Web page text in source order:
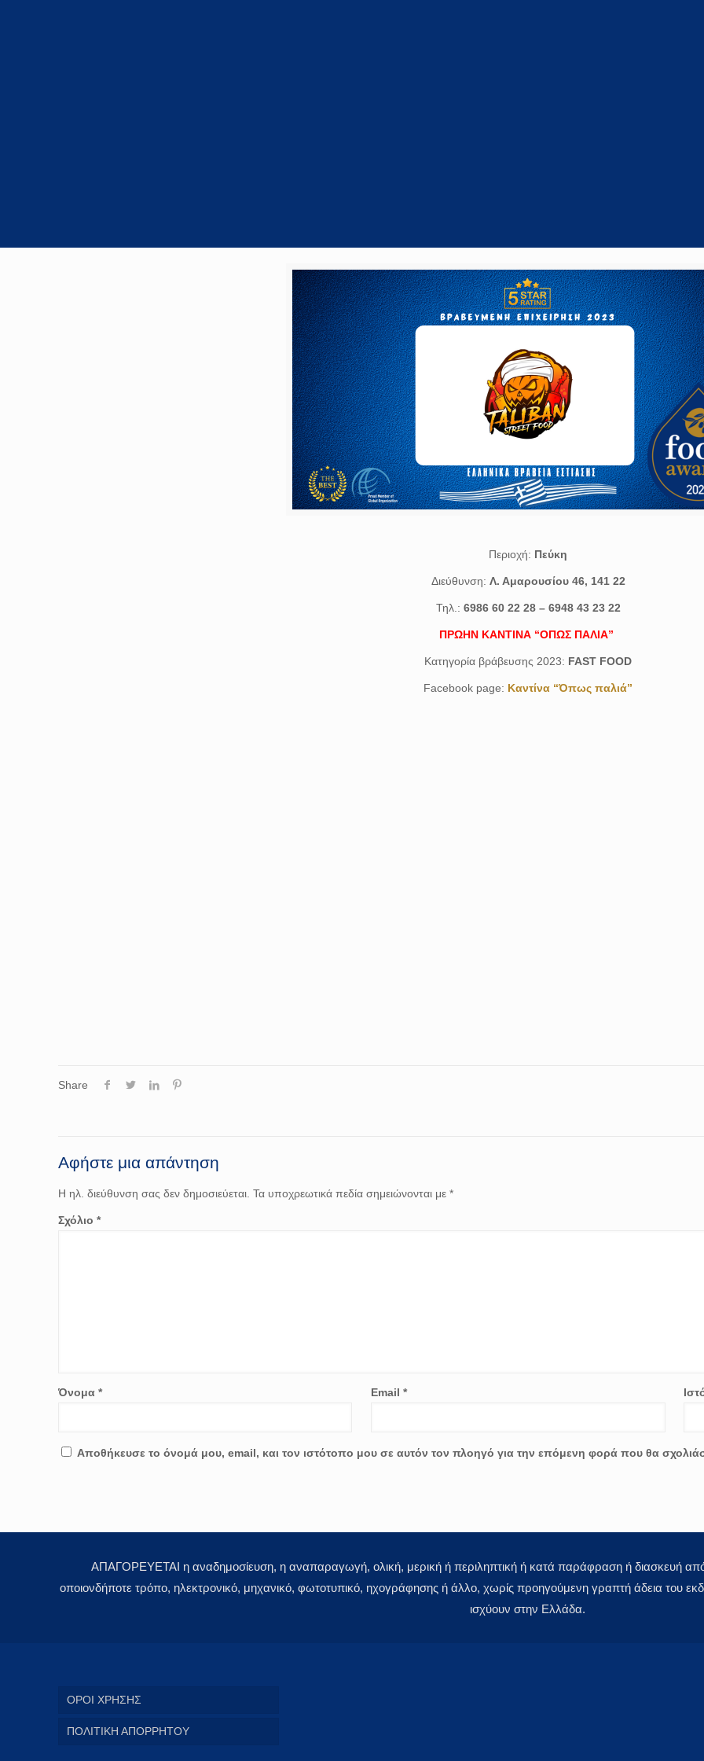
Περιοχή: Πεύκη
Διεύθυνση: Λ. Αμαρουσίου 46, 141 22
Τηλ.: 6986 60 22 28 – 6948 43 23 22
ΠΡΩΗΝ ΚΑΝΤΙΝΑ “ΟΠΩΣ ΠΑΛΙΑ”
Κατηγορία βράβευσης 2023: FAST FOOD
Facebook page: Καντίνα “Όπως παλιά”
Share
Αφήστε μια απάντηση
Η ηλ. διεύθυνση σας δεν δημοσιεύεται. Τα υποχρεωτικά πεδία σημειώνονται με*
Σχόλιο*
Όνομα* Email*
Αποθήκευσε το όνομά μου, email, και τον ιστότοπο μου σε αυτόν τον πλοηγό για την επόμενη φορά που θα
ΑΠΑΓΟΡΕΥΕΤΑΙ η αναδημοσίευση, η αναπαραγωγή, ολική, μερική ή περιληπτική ή κατά παράφραση ή διασκευή
οποιονδήποτε τρόπο, ηλεκτρονικό, μηχανικό, φωτοτυπικό, ηχογράφησης ή άλλο, χωρίς προηγούμενη γραπτή άδεια του
ισχύουν στην Ελλάδα.
ΟΡΟΙ ΧΡΗΣΗΣ
ΠΟΛΙΤΙΚΗ ΑΠΟΡΡΗΤΟΥ